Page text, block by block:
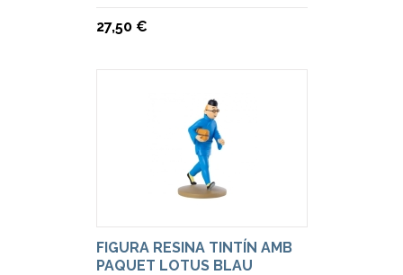
27,50 €
FIGURA RESINA TINTÍN AMB
PAQUET LOTUS BLAU